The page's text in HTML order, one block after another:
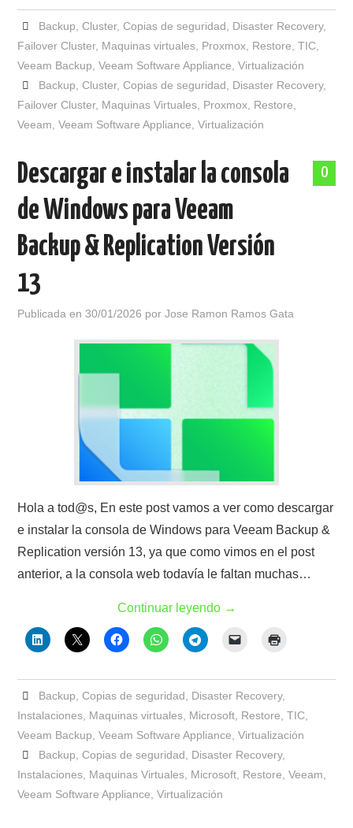
Backup Cluster, Copias de seguridad Disaster Recovery,
Failover Cluster, Maquinas virtuales Proxmox Restore ,TIC
Veeam Backup ,Veeam Software Appliance ,Virtualización
Backup Cluster, Copias de seguridad Disaster Recovery,
Failover Cluster, Maquinas Virtuales Proxmox Restore
Veeam ,Veeam Software Appliance ,Virtualización
0
Descargar e instalar la consola
de Windows para Veeam
Backup & Replication Versión
13
Publicada en30/01/2026 porJose Ramon Ramos Gata
Hola a tod@s, En este post vamos a ver como descargar
e instalar la consola de Windows para Veeam Backup &
Replication versión 13, ya que como vimos en el post
anterior, a la consola web todavía le faltan muchas…
Continuar leyendo →
Backup Copias de seguridad Disaster Recovery,
Instalaciones Maquinas virtuales Microsoft Restore ,TIC
Veeam Backup ,Veeam Software Appliance ,Virtualización
Backup Copias de seguridad Disaster Recovery,
Instalaciones Maquinas Virtuales Microsoft Restore ,Veeam
Veeam Software Appliance ,Virtualización